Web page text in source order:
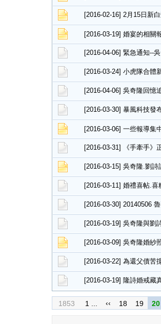
[2016-02-16] 2月15日新
[2016-03-19] 婚宴的相關
[2016-04-06] 緊急通知--
[2016-03-24] 小虎隊合體
[2016-04-06] 吳奇隆回憶
[2016-03-30] 暴風科技發
[2016-03-06] 一些報導集
[2016-03-31] 《手牽手》
[2016-03-15] 吳奇隆.劉詩
[2016-03-11] 婚禮喜帖.
[2016-03-30] 20140506
[2016-03-19] 吳奇隆與劉
[2016-03-09] 吳奇隆婚紗
[2016-03-22] 為還父債苦
[2016-03-19] 隆詩婚戒
1853 1 ... ‹‹ 18 19 20